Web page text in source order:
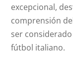
excepcional,
comprensión
ser
fútbol italiano.